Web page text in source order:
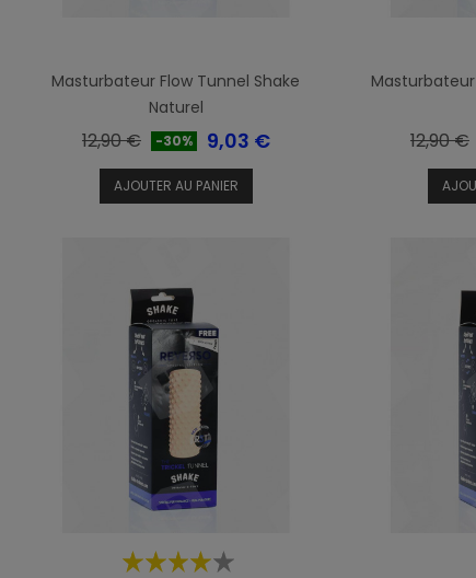
Masturbateur Flow Tunnel Shake
Naturel
Prix
de
base
12,90 € -30% Prix
9,03 €
AJOUTER AU PANIER
Prix
de
base
12,90 €